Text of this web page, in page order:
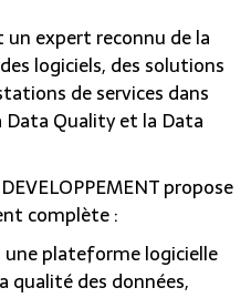
un expert reconnu de la
logiciels, des solutions
de services dans
Quality et la Data
propose
complète :
une plateforme logicielle
qualité des données,